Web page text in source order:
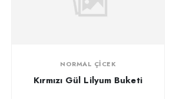
NORMAL ÇICEK
Kırmızı Gül Lilyum Buketi